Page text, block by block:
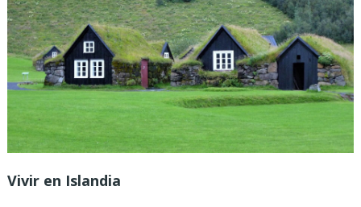
Vivir en Islandia